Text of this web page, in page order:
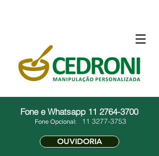
Fone e Whatsapp 11 2764-3700
Fone Opcional: 11 3277-3753
OUVIDORIA